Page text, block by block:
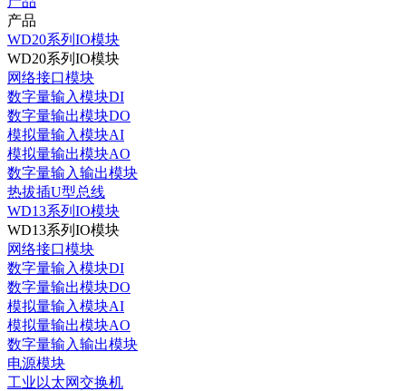
产品
WD20系列IO模块
WD20系列IO模块
网络接口模块
数字量输入模块DI
数字量输出模块DO
模拟量输入模块AI
模拟量输出模块AO
数字量输入输出模块
热拔插U型总线
WD13系列IO模块
WD13系列IO模块
网络接口模块
数字量输入模块DI
数字量输出模块DO
模拟量输入模块AI
模拟量输出模块AO
数字量输入输出模块
电源模块
工业以太网交换机